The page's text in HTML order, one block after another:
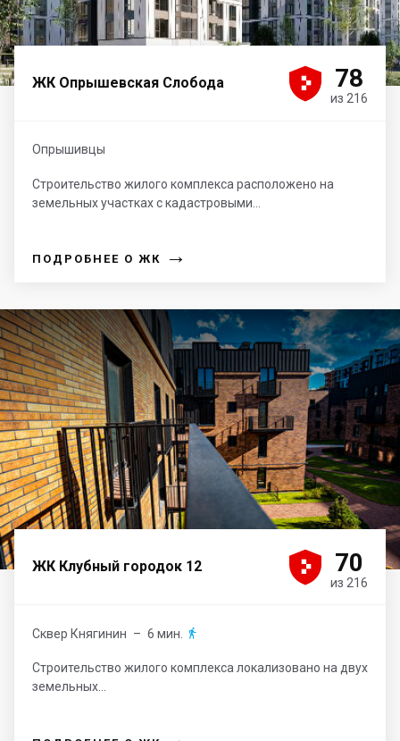
ЖК Опрышевская Слобода 



 78
из 216
Опрышивцы
Строительство жилого комплекса расположено на
земельных участках с кадастровыми...
ПОДРОБНЕЕ О ЖК →
ЖК Клубный городок 12 



 70
из 216
Сквер Княгинин – 6 мин. 
Строительство жилого комплекса локализовано на двух
земельных...